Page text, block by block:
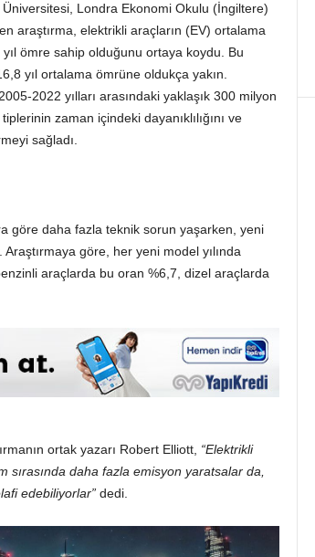
Londra Ekonomi Okulu (İngiltere)
araştırma, elektrikli araçların (EV) ortalama
ömre sahip olduğunu ortaya koydu. Bu
yıl ortalama ömrüne oldukça yakın.
2022 yılları arasındaki yaklaşık 300 milyon
zaman içindeki dayanıklılığını ve
sağladı.
göre daha fazla teknik sorun yaşarken, yeni
göre, her yeni model yılında
araçlarda bu oran %6,7, dizel araçlarda
ortak yazarı Robert Elliott, “Elektrikli
sırasında daha fazla emisyon yaratsalar da,
edebiliyorlar” dedi.